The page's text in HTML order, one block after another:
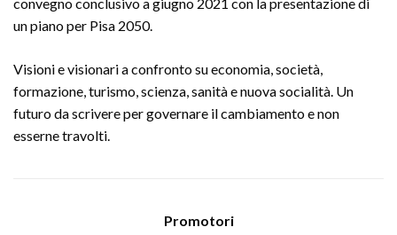
un piano per Pisa 2050.
Visioni e visionari a confronto su economia, società,
formazione, turismo, scienza, sanità e nuova socialità. Un
futuro da scrivere per governare il cambiamento e non
esserne travolti.
Promotori